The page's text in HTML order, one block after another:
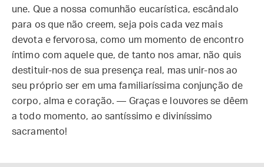
une. Que a nossa comunhão eucarística, escândalo
para os que não creem, seja pois cada vez mais
devota e fervorosa, como um momento de encontro
íntimo com aquele que, de tanto nos amar, não quis
destituir-nos de sua presença real, mas unir-nos ao
seu próprio ser em uma familiaríssima conjunção de
corpo, alma e coração. — Graças e louvores se dêem
a todo momento, ao santíssimo e diviníssimo
sacramento!